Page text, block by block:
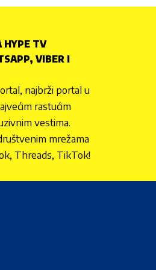
HYPE TV
VIBER I
najbrži portal u
rastućim
vestima.
mrežama
Threads, TikTok!